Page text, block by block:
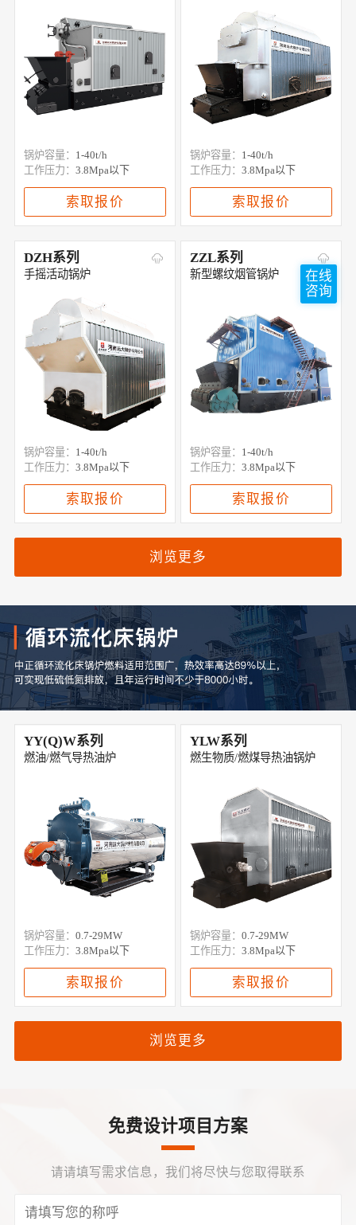
在线
咨询
锅炉容量： 1-40t/h
工作压力： 3.8Mpa以下
索取报价
锅炉容量： 1-40t/h
工作压力： 3.8Mpa以下
索取报价
DZH系列
手摇活动锅炉
锅炉容量： 1-40t/h
工作压力： 3.8Mpa以下
索取报价
ZZL系列
新型螺纹烟管锅炉
锅炉容量： 1-40t/h
工作压力： 3.8Mpa以下
索取报价
浏览更多
YY(Q)W系列
燃油/燃气导热油炉
锅炉容量： 0.7-29MW
工作压力： 3.8Mpa以下
索取报价
YLW系列
燃生物质/燃煤导热油锅炉
锅炉容量： 0.7-29MW
工作压力： 3.8Mpa以下
索取报价
浏览更多
免费设计项目方案
请请填写需求信息，我们将尽快与您取得联系